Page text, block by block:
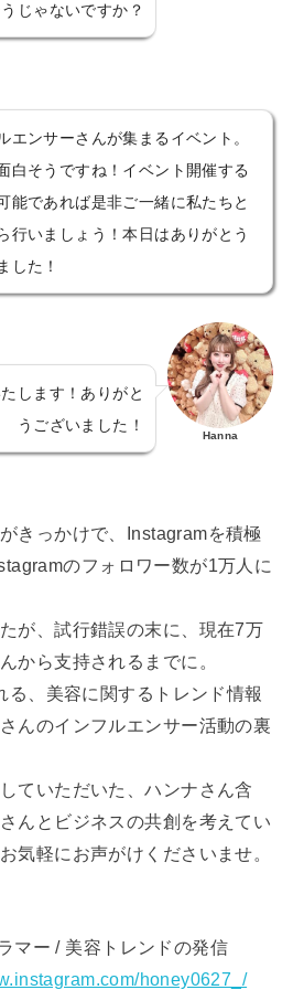
じゃないですか？
エンサーさんが集まるイベント。
白そうですね！イベント開催する
能であれば是非ご一緒に私たちと
行いましょう！本日はありがとう
した！
します！ありがと
うございました！
Hanna
きっかけで、Instagramを積極
のフォロワー数が1万人に
が、試行錯誤の末に、現在7万
から支持されるまでに。
、美容に関するトレンド情報
んのインフルエンサー活動の裏
ていただいた、ハンナさん含
んとビジネスの共創を考えてい
気軽にお声がけくださいませ。
マー / 美容トレンドの発信
honey0627_/